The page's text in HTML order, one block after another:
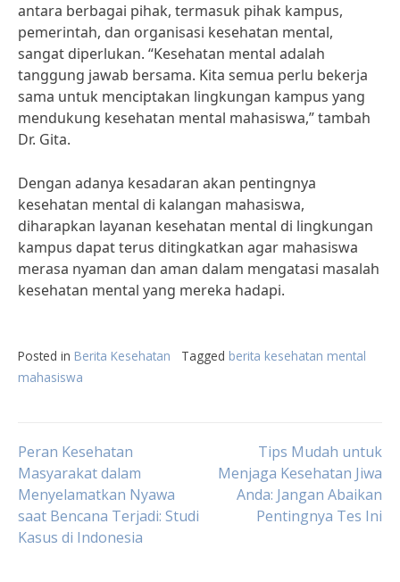
antara berbagai pihak, termasuk pihak kampus,
pemerintah, dan organisasi kesehatan mental,
sangat diperlukan. “Kesehatan mental adalah
tanggung jawab bersama. Kita semua perlu bekerja
sama untuk menciptakan lingkungan kampus yang
mendukung kesehatan mental mahasiswa,” tambah
Dr. Gita.
Dengan adanya kesadaran akan pentingnya
kesehatan mental di kalangan mahasiswa,
diharapkan layanan kesehatan mental di lingkungan
kampus dapat terus ditingkatkan agar mahasiswa
merasa nyaman dan aman dalam mengatasi masalah
kesehatan mental yang mereka hadapi.
Posted in Berita Kesehatan Tagged berita kesehatan mental
mahasiswa
Post
navigation
Peran Kesehatan
Masyarakat dalam
Menyelamatkan Nyawa
saat Bencana Terjadi: Studi
Kasus di Indonesia
Tips Mudah untuk
Menjaga Kesehatan Jiwa
Anda: Jangan Abaikan
Pentingnya Tes Ini